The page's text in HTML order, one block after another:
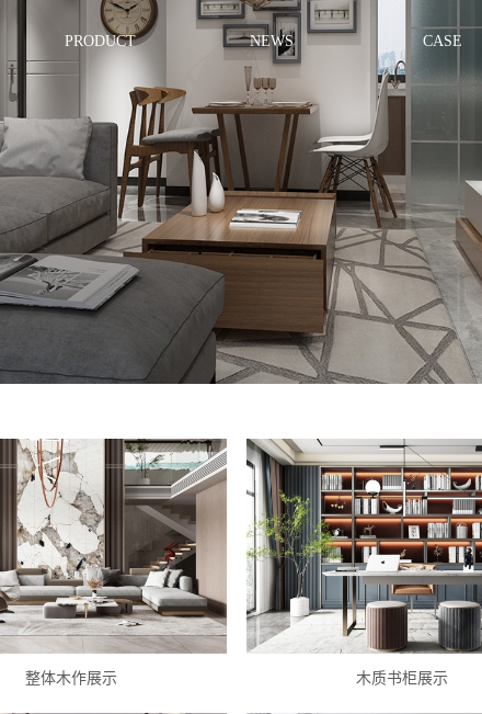
PRODUCT NEWS CASE
整体木作展示 木质书柜展示